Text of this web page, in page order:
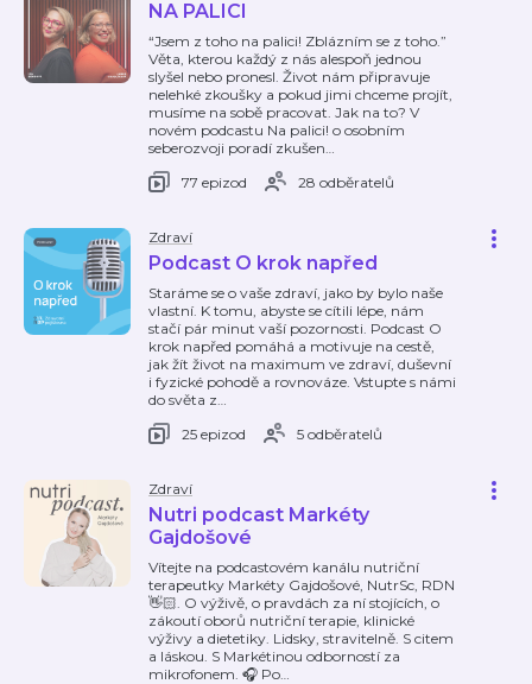
NA PALICI
“Jsem z toho na palici! Zblázním se z toho.”
Věta, kterou každý z nás alespoň jednou
slyšel nebo pronesl. Život nám připravuje
nelehké zkoušky a pokud jimi chceme projít,
musíme na sobě pracovat. Jak na to? V
novém podcastu Na palici! o osobním
seberozvoji poradí zkušen…
77 epizod
28 odběratelů
Zdraví
Podcast O krok napřed
Staráme se o vaše zdraví, jako by bylo naše
vlastní. K tomu, abyste se cítili lépe, nám
stačí pár minut vaší pozornosti. Podcast O
krok napřed pomáhá a motivuje na cestě,
jak žít život na maximum ve zdraví, duševní
i fyzické pohodě a rovnováze. Vstupte s námi
do světa z…
25 epizod
5 odběratelů
Zdraví
Nutri podcast Markéty
Gajdošové
Vítejte na podcastovém kanálu nutriční
terapeutky Markéty Gajdošové, NutrSc, RDN
👋🏻. O výživě, o pravdách za ní stojících, o
zákoutí oborů nutriční terapie, klinické
výživy a dietetiky. Lidsky, stravitelně. S citem
a láskou. S Markétinou odborností za
mikrofonem. 🎧 Po…